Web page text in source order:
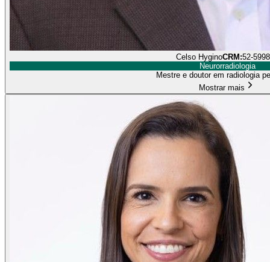
Celso HyginoCRM:52-
Neurorradiologia
Mestre e doutor em radiologia
Mostrar mais